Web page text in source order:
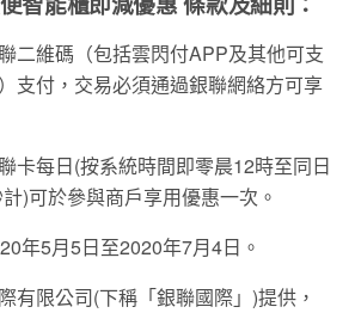
二維碼（包括雲閃付APP及其他可支
支付，交易必須通過銀聯網絡方可享
卡每日(按系統時間即零晨12時至同日
)可於參與商戶享用優惠一次。
年5月5日至2020年7月4日。
有限公司(下稱「銀聯國際」)提供，